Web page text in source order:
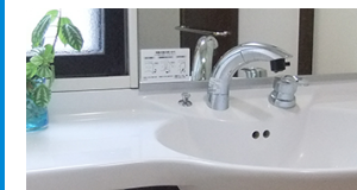
廃棄・処分
※給水管工事は20mmまでの価格です。
業)
給水管工事※（塩ビ管（VP・HI）使
用/3ｍまで)
給水管工事※（塩ビ管（VP・HI）使
用（追加）/3ｍ超え)
追加トーラー機使用/3m超え
カメラ調査
桝清掃
止水・漏水調査・防水処理・清掃・修